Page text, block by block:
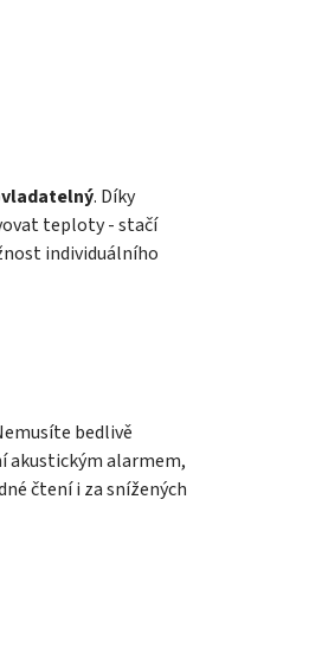
. Díky
teploty - stačí
individuálního
bedlivě
akustickým alarmem,
čtení i za snížených